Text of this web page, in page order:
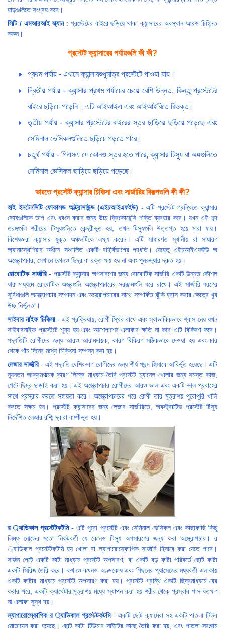
হাড়গুলিতে সংগ্রহ করে।
সিটি / এমআরআই স্ক্যান: প্রস্টেটের বাইরে ছড়িয়ে থাকা ক্যান্সারের অবস্থান আরও চিহ্নিত
করুন।
প্রস্টেট ক্যান্সারের পর্যায়গুলি কী কী?
প্রথম পর্যায় - এখানে ক্যান্সারশুধুমাত্র প্রস্টেটে পাওয়া যায়।
দ্বিতীয় পর্যায় - ক্যান্সার প্রথম পর্যায়ের চেয়ে বেশি উন্নত, কিন্তু প্রস্টেটের
বাইরে ছড়িয়ে পড়েনি। এটি আইআইএ এবং আইআইবিতে বিভক্ত।
তৃতীয় পর্যায় - ক্যান্সার প্রস্টেটের বাইরের স্তর ছাড়িয়ে ছড়িয়ে পড়েছে এবং
সেমিনাল ভেসিকলগুলিতে ছড়িয়ে পড়তে পারে।
চতুর্থ পর্যায় - পিএসএ যে কোনও স্তর হতে পারে, ক্যান্সার টিস্যু বা অঙ্গগুলিতে
সেমিনাল ভেসিকল ছাড়িয়ে ছড়িয়ে পড়েছে।
ভারতে প্রস্টেট ক্যান্সার চিকিত্সা এবং সার্জারির বিকল্পগুলি কী কী?
হাই ইনটেনসিটি ফোকাসড আল্ট্রাসাউন্ড (এইচআইএফইউ) -এটি প্রস্টেট গ্রন্থিতে ক্যান্সার
কোষগুলিকে তাপ এবং ধ্বংস করার জন্য উচ্চ ফ্রিকোয়েন্সি শক্তি ব্যবহার করে। যখন এই শব্দ
তরঙ্গগুলি শরীরের টিস্যুগুলিতে কেন্দ্রীভূত হয়, তখন টিস্যুগুলি উত্তপ্ত হয়ে মারা যায়।
বিশেষজ্ঞরা ক্যান্সার যুক্ত অঞ্চলটিকে লক্ষ্য করেন। এটি সাধারণত স্থানীয় বা সাধারণ
অ্যানাস্থেশিয়ার অধীনে সঞ্চালিত একটি বহির্বিভাগের পদ্ধতি। যেহেতু এইচআইএফইউ অ
অস্ত্রোপচার, সেখানে কোনও ছিদ্র বা রক্ত ক্ষয় হয় না এবং পুনরুদ্ধার দ্রুত হয়।
রোবোটিক সার্জারি- প্রস্টেট ক্যান্সার অপসারণের জন্য রোবোটিক সার্জারি একটি উন্নত কৌশল
যার মাধ্যমে রোবোটিক অস্ত্রগুলি অস্ত্রোপচারের সরঞ্জামগুলি ধরে রাখে। এই সার্জারি ধরণের
সুবিধাগুলি অস্ত্রোপচার সম্পাদন এবং অস্ত্রোপচারের সাথে সম্পর্কিত ঝুঁকি হ্রাস করার ক্ষেত্রে খুব
উচ্চ নির্ভুলতা।
সাইবার নাইফ চিকিত্সা- এই প্রক্রিয়ায়, রোগী স্থির রাখে এবং স্বাভাবিকভাবে শ্বাস নেয় যখন
সাইবারনাইফ প্রস্টেটে শূন্য হয় এবং আশেপাশের এলাকার ক্ষতি না করে এটি বিকিরণ করে।
পদ্ধতিটি রোগীদের জন্য আরও আরামদায়ক, কারণ বিকিরণ সঠিকভাবে দেওয়া হয় এবং চার
থেকে পাঁচ দিনের মধ্যে চিকিৎসা সম্পন্ন করা হয়।
লেজার সার্জারি - এই পদ্ধতি বেশিরভাগ রোগীদের জন্য শীর্ষ পছন্দ হিসাবে আবির্ভূত হয়েছে। এটি
ন্যূনতম আক্রমণাত্মক কারণ লিঙ্গের মাধ্যমে তৈরি প্রস্টেট চ্যানেল খোলার জন্য সমস্ত কাজ,
পেটে ছিদ্র ছাড়াই করা হয়। এই অস্ত্রোপচার রোগীদের আরও ভাল এবং একটি ভাল প্রবাহের
সাথে প্রস্রাব করতে সহায়তা করে। অস্ত্রোপচারের পরে রোগী তার মূত্রাশয় পুরোপুরি খালি
করতে সক্ষম হন। প্রস্টেট ক্যান্সারের জন্য লেজার সার্জারিতে, অবস্ট্রাক্টিভ প্রস্টেট টিস্যু
নির্দেশিত লেজার রশ্মি দ্বারা বাষ্পীভূত হয়।
র ্যাডিকাল প্রস্টেটকটমি- এটি পুরো প্রস্টেট এবং সেমিনাল ভেসিকল এবং কাছাকাছি কিছু
লিম্ফ নোডের মতো নিকটবর্তী যে কোনও টিস্যু অপসারণের জন্য করা অস্ত্রোপচার। র
্যাডিকাল প্রস্টেটকটমি হয় খোলা বা ল্যাপারোস্কোপিক সার্জারি হিসাবে করা যেতে পারে।
সার্জন পেটে একটি কাটা মাধ্যমে প্রস্টেট অপসারণ, বা একটি বড় কাটা পরিবর্তে ছোট কাটা
একটি সিরিজ তৈরি করে। কখনও কখনও অণ্ডকোষ এবং পিছনের প্যাসেজের মধ্যবর্তী এলাকায়
একটি কাটার মাধ্যমে প্রস্টেট অপসারণ করা হয়। প্রস্টেট গ্রন্থি একটি ছিদ্রমাধ্যমে বের
করার পরে, একটি ক্যাথেটার মূত্রাশয় মধ্যে স্থাপন করা হয় শরীর থেকে প্রস্রাব পাস যতক্ষণ
না এলাকা সুস্থ হয়।
ল্যাপারোস্কোপিক র ্যাডিকাল প্রস্টেটকটমি- একটি ছোট ক্যামেরা সহ একটি পাতলা টিউব
মোতায়েন করা হয়েছে। ছোট কাটা টিউমার সাইটের কাছে তৈরি করা হয়, এবং পাতলা সরঞ্জাম